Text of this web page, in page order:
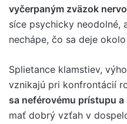
vyčerpaným zväzok
síce psychicky neodolné,
nechápe, čo sa deje
Splietance klamstiev,
vznikajú pri konfrontácií
sa neférovému prístupu a
mať dobrý vzťah v